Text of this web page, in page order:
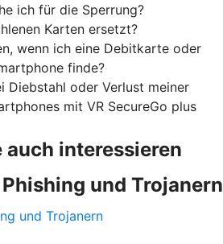
ich für die Sperrung?
Karten ersetzt?
wenn ich eine Debitkarte oder
finde?
Diebstahl oder Verlust meiner
mit VR SecureGo plus
auch interessieren
und Trojanern
und Trojanern